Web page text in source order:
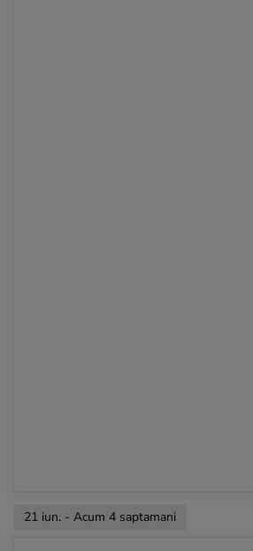
21 iun. - Acum 4 saptamani